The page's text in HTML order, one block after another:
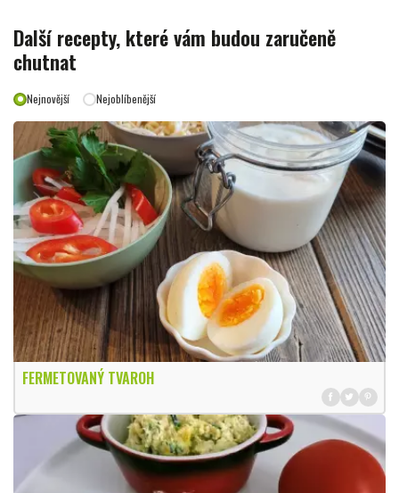
Další recepty, které vám budou zaručeně
chutnat
Nejnovější Nejoblíbenější
FERMETOVANÝ TVAROH